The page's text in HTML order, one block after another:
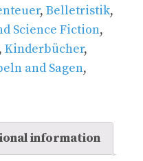
, Belletristik,
Science Fiction,
, Kinderbücher,
and Sagen,
information